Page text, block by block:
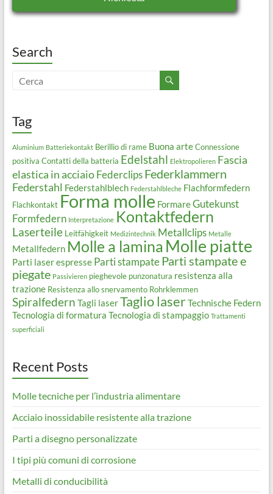
Search
Tag
Aluminium Batteriekontakt Berillio di rame Buona arte Connessione
positiva Contatti della batteria Edelstahl Elektropolieren Fascia
elastica in acciaio Federclips Federklammern
Federstahl Federstahlblech Federstahlbleche Flachformfedern
Flachkontakt Forma molle FormareGutekunst
Formfedern Interpretazione Kontaktfedern
Laserteile Leitfähigkeit Medizintechnik Metallclips Metalle
Metallfedern Molle a lamina Molle piatte
Parti laser espresse Parti stampate Parti stampate e
piegate Passivieren pieghevole punzonatura resistenza alla
trazione Resistenza allo snervamento Rohrklemmen
Spiralfedern Tagli laserTaglio laserTechnische Federn
Tecnologia di formatura Tecnologia di stampaggio Trattamenti
superficiali
Recent Posts
Molle tecniche per l’industria alimentare
Acciaio inossidabile resistente alla trazione
Parti a disegno personalizzate
I tipi più comuni di corrosione
Metalli di conducibilità